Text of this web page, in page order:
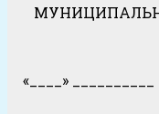
«____»